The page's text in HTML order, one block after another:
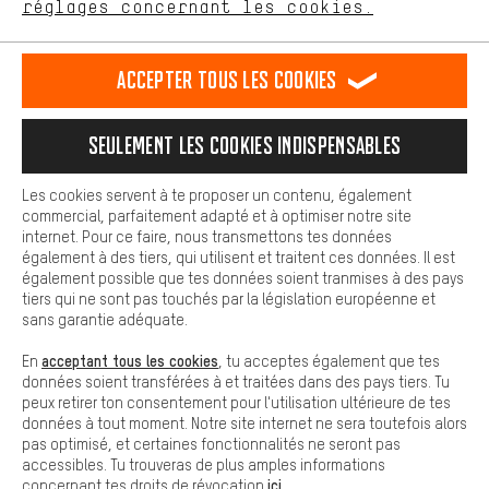
RÉSILIER LE CONTRAT Communauté d'Aix-la-Chapelle
Programme d'affiliation Mentions Légales Protection des données
Conditions générales de vente Plateforme d'Alerte
Reprise des batteries Corepile Paramètres de cookies
Modifier le contraste
Tous les prix s'entendent en euros (MwSt hors) plus les
frais de portpour la livraison versÉtats-Unis.
réglages concernant les cookies.
est plus confortable. Avec les cookies de confort, nous
Nous pouvons ainsi mettre à ta disposition d'autres contenus et
informations utiles. De plus, tu as la possibilité d'utiliser des
facilement les bons produits. Par exemple, nous proposons une
facilement aux questions.
Cookies de base
Les cookies de base garantissent que tu puisses utiliser les
fonctions de notre site web.
Accepter tous les cookies
Seulement les cookies indispensables
Les cookies servent à te proposer un contenu, également
commercial, parfaitement adapté et à optimiser notre site
internet. Pour ce faire, nous transmettons tes données
également à des tiers, qui utilisent et traitent ces données. Il est
également possible que tes données soient tranmises à des pays
tiers qui ne sont pas touchés par la législation européenne et
sans garantie adéquate.
En acceptant tous les cookies , tu acceptes également que tes
données soient transférées à et traitées dans des pays tiers. Tu
peux retirer ton consentement pour l'utilisation ultérieure de tes
données à tout moment. Notre site internet ne sera toutefois alors
pas optimisé, et certaines fonctionnalités ne seront pas
accessibles. Tu trouveras de plus amples informations
concernant tes droits de révocation ici